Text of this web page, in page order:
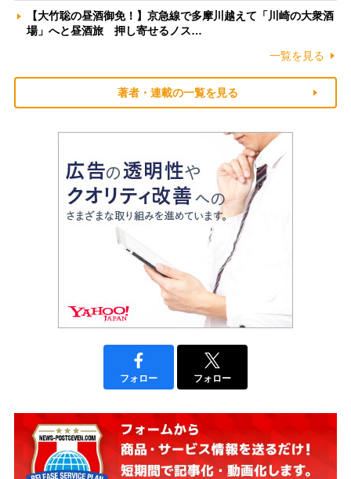
【大竹聡の昼酒御免！】京急線で多摩川越えて「川崎の大衆酒
場」へと昼酒旅 押し寄せるノス…
一覧を見る
著者・連載の一覧を見る
フォロー フォロー